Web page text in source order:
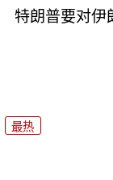
特朗普要对伊
最热